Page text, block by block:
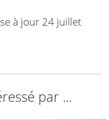
à jour 24 juillet
par ...